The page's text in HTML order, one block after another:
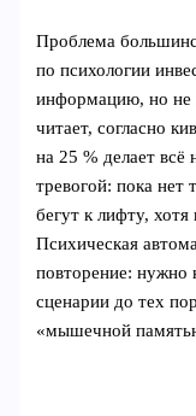
Проблема
по психологии
информацию, но не
читает, согласно
на 25 % делает
тревогой: пока
бегут к лифту, хотя
Психическая
повторение: нужно
сценарии до тех
«мышечной